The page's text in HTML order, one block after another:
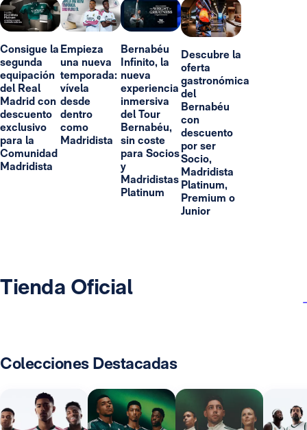
Consigue la
segunda
equipación
del Real
Madrid con
descuento
exclusivo
para la
Comunidad
Madridista
Empieza
una nueva
temporada:
vívela
desde
dentro
como
Madridista
Bernabéu
Infinito, la
nueva
experiencia
inmersiva
del Tour
Bernabéu,
sin coste
para Socios
y
Madridistas
Platinum
Descubre la
oferta
gastronómica
del
Bernabéu
con
descuento
por ser
Socio,
Madridista
Platinum,
Premium o
Junior
Tienda Oficial
Colecciones Destacadas